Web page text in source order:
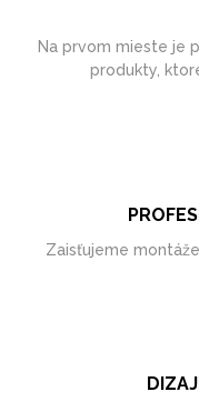
Na prvom mieste je
produkty,
Zaisťujeme